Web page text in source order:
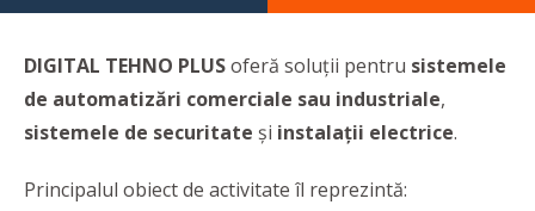
DIGITAL TEHNO PLUSoferă soluții pentru sistemele
de automatizări comerciale sau industriale,
sistemele de securitate și instalații electrice.
Principalul obiect de activitate îl reprezintă: